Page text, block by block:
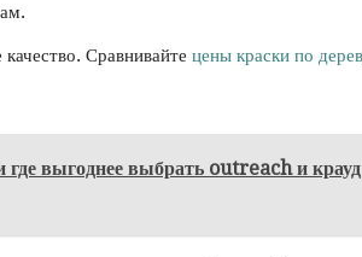
Сравнивайте цены краски по
где выгоднее выбрать outreach и крауд